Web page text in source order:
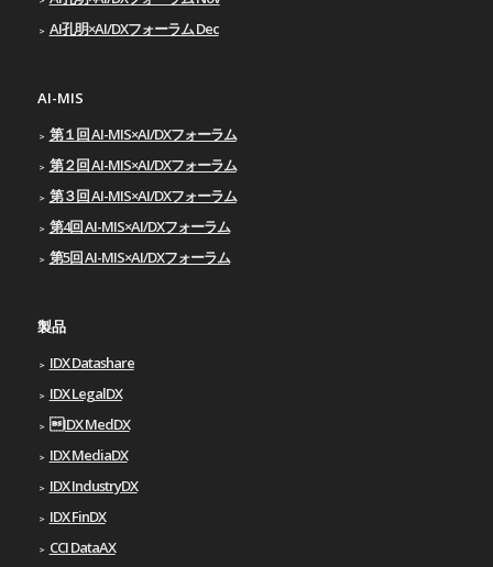
AI孔明×AI/DXフォーラム Dec
AI-MIS
第１回 AI-MIS×AI/DXフォーラム
第２回 AI-MIS×AI/DXフォーラム
第３回 AI-MIS×AI/DXフォーラム
第4回 AI-MIS×AI/DXフォーラム
第5回 AI-MIS×AI/DXフォーラム
製品
IDX Datashare
IDX LegalDX
IDX MedDX
IDX MediaDX
IDX IndustryDX
IDX FinDX
CCI DataAX